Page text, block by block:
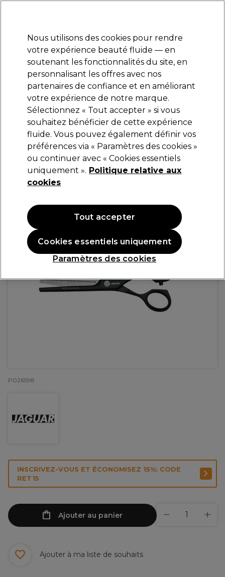
Se connecter
Marques Bons plans Coiffure Electro et Matériel
Livraison et délais
lire la suite
Jaguar Ciseaux Sculpteur Cl WL Pastell Plus
Lava Effi 5.5"
151,69 €
P026598
INSCRIVEZ-VOUS ET ÉCONOMISEZ 15%: CODE
RET15
Ajouter au panier
Ajouter à ma liste de souhaits
Nous utilisons des cookies pour rendre
votre expérience beauté fluide — en
soutenant les fonctionnalités du site, en
personnalisant les offres avec nos
partenaires de confiance et en améliorant
votre expérience de notre marque.
Sélectionnez « Tout accepter » si vous
souhaitez bénéficier de cette expérience
fluide. Vous pouvez également définir vos
préférences via « Paramètres des cookies »
ou continuer avec « Cookies essentiels
uniquement ». Politique relative aux
cookies
Paramètres des cookies
Cookies essentiels uniquement
Tout accepter